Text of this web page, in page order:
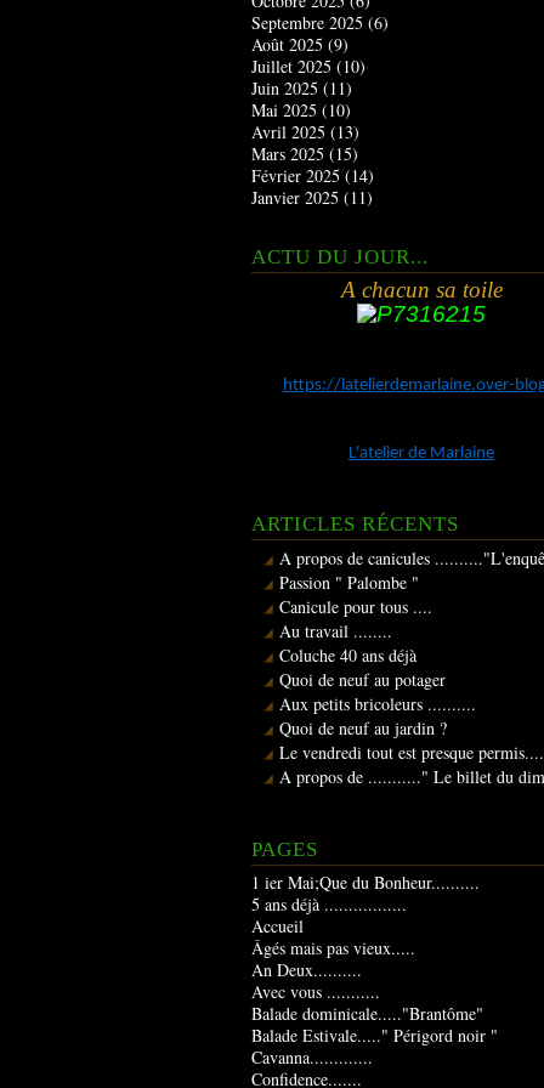
Septembre 2025 (6)
Août 2025 (9)
Juillet 2025 (10)
Juin 2025 (11)
Mai 2025 (10)
Avril 2025 (13)
Mars 2025 (15)
Février 2025 (14)
Janvier 2025 (11)
ACTU DU JOUR...
A chacun sa toile
https://latelierdemarlaine.over-
L'atelier de Marlaine
ARTICLES RÉCENTS
A propos de canicules
Passion " Palombe "
Canicule pour tous ....
Au travail ........
Coluche 40 ans déjà
Quoi de neuf au potager
Aux petits bricoleurs ..........
Quoi de neuf au jardin ?
Le vendredi tout est presque
A propos de ..........." Le billet du
PAGES
1 ier Mai;Que du Bonheur..........
5 ans déjà .................
Accueil
Âgés mais pas vieux.....
An Deux..........
Avec vous ...........
Balade dominicale....."Brantôme"
Balade Estivale....." Périgord noir "
Cavanna.............
Confidence.......